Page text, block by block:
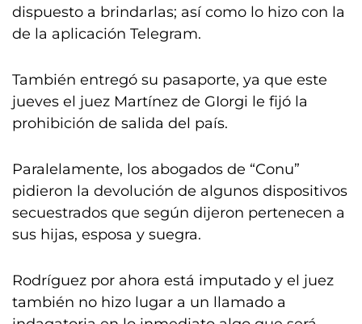
dispuesto a brindarlas; así como lo hizo con la
de la aplicación Telegram.
También entregó su pasaporte, ya que este
jueves el juez Martínez de GIorgi le fijó la
prohibición de salida del país.
Paralelamente, los abogados de “Conu”
pidieron la devolución de algunos dispositivos
secuestrados que según dijeron pertenecen a
sus hijas, esposa y suegra.
Rodríguez por ahora está imputado y el juez
también no hizo lugar a un llamado a